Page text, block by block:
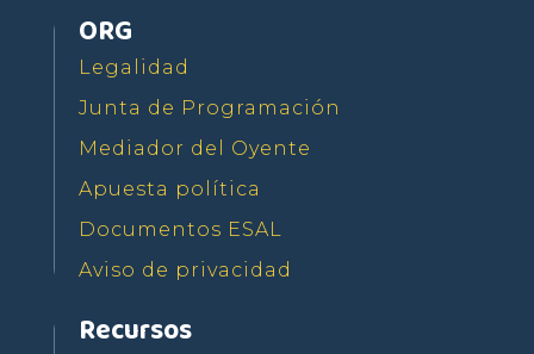
ORG
Legalidad
Junta de Programación
Mediador del Oyente
Apuesta política
Documentos ESAL
Aviso de privacidad
Recursos